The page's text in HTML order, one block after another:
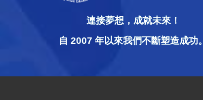
連接夢想，成就未來！
自 2007 年以來我們不斷塑造成功。